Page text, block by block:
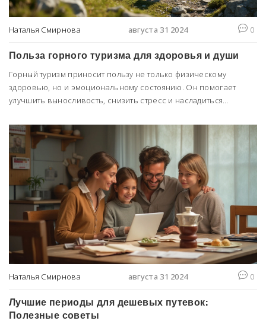
Наталья Смирнова августа 31 2024 0
Польза горного туризма для здоровья и души
Горный туризм приносит пользу не только физическому
здоровью, но и эмоциональному состоянию. Он помогает
улучшить выносливость, снизить стресс и насладиться
городской суеты и обрести новую энергию. В статье
рассказывается о важности горного туризма как для тела, так и
для души.
Наталья Смирнова августа 31 2024 0
Лучшие периоды для дешевых путевок:
Полезные советы